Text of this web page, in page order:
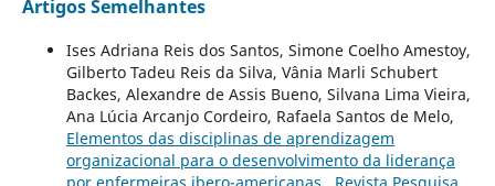
Artigos Semelhantes
Ises Adriana Reis dos Santos, Simone Coelho Amestoy,
Gilberto Tadeu Reis da Silva, Vânia Marli Schubert
Backes, Alexandre de Assis Bueno, Silvana Lima Vieira,
Ana Lúcia Arcanjo Cordeiro, Rafaela Santos de Melo,
Elementos das disciplinas de aprendizagem
organizacional para o desenvolvimento da liderança